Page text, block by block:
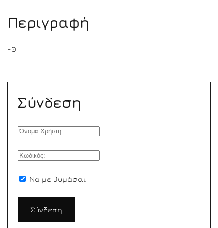
Περιγραφή
-0
Σύνδεση
Να με θυμάσαι
Σύνδεση